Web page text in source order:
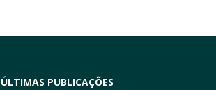
ÚLTIMAS PUBLICAÇÕES